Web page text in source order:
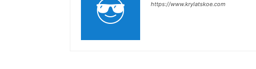
https://www.krylatskoe.com